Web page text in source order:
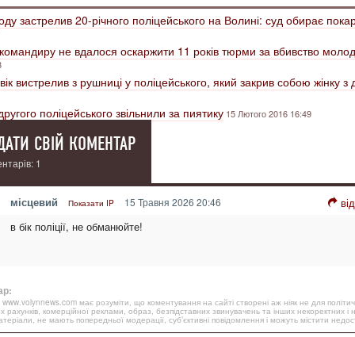
застрелив 20-річного поліцейського на Волині: суд обирає
не вдалося оскаржити 11 років тюрми за вбивство
вистрелив з рушниці у поліцейського, який закрив собою жінку з
поліцейського звільнили за пиятику 15 Лютого 2016 16:49
СВІЙ КОМЕНТАР
1
місцевий Показати IP 15 Травня 2026 20:46
в бік поліції, не обманюйте!
має розуміти, що коментування на сайті створені аж ніяк не для
рахунків, комерційної реклами, образ, безпідставних звинувачень та інших некоректних і
не мають попередньої модерації, суб’єктивні повідомлення і можуть містити